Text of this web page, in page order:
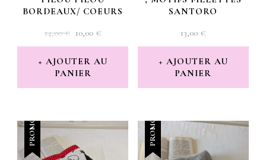
BORDEAUX/ COEURS
14,00€ LE
PRIX
INITIAL
ÉTAIT :
14,00 €.
10,00 €LE
PRIX
ACTUEL
10,00 €.
AJOUTER AU
PANIER
SANTORO
13,00 €
AJOUTER AU
PANIER
PROMO ! PROMO !